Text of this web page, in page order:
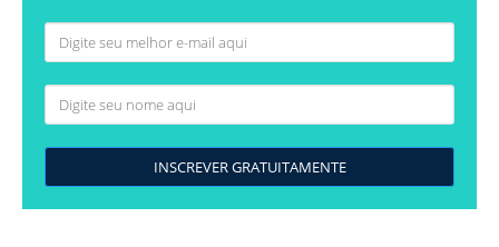
INSCREVER GRATUITAMENTE